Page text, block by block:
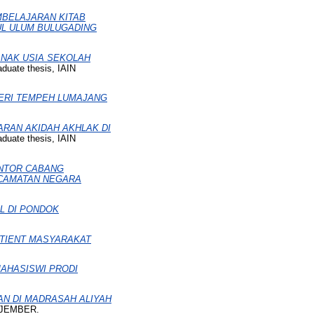
KITAB
ULUM BULUGADING
USIA SEKOLAH
thesis, IAIN
TEMPEH LUMAJANG
AKIDAH AKHLAK DI
thesis, IAIN
CABANG
NEGARA
DI PONDOK
MASYARAKAT
PRODI
DI MADRASAH ALIYAH